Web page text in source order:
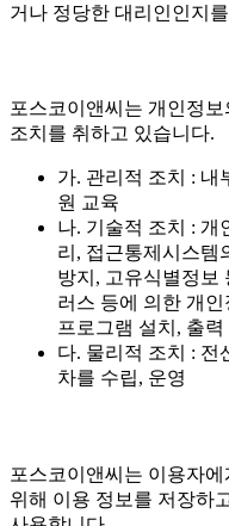
거나 정당한 대리인인지
포스코이앤씨는 개인정
조치를 취하고 있습니다.
가. 관리적 조치 : 내
원 교육
나. 기술적 조치 : 개
리, 접근통제시스템
방지, 고유식별정보
러스 등에 의한 개
프로그램 설치, 출
다. 물리적 조치 : 전
차를 수립, 운영
포스코이앤씨는 이용자
위해 이용 정보를 저장하